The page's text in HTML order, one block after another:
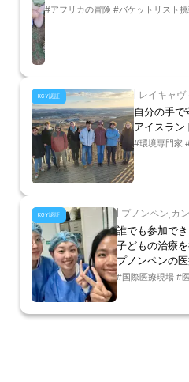
#アフリカの冒険 #バケットリスト
KGY認証 レイキャヴ
自分の手で
アイスラン
#環境専門家
KGY認証 プノンペン カ
誰でも参加でき
子どもの治療
プノンペンの
#国際医療現場 #